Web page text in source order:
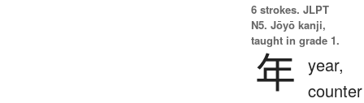
6 strokes. JLPT
N5. Jōyō kanji,
taught in grade 1.
年 year,
counter